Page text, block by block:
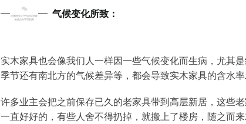
2 气候变化所致：
实木家具也会像我们人一样因一些气候变化而生病，尤其
季节还有南北方的气候差异等，都会导致实木家具的含水
许多业主会把之前保存已久的老家具带到高层新居，这些
一直好好的，有些人舍不得扔掉，就搬上了楼房，随之而